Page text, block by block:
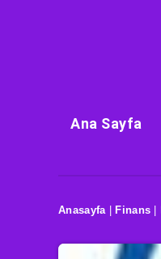
Ana Sayfa
Anasayfa| Finans